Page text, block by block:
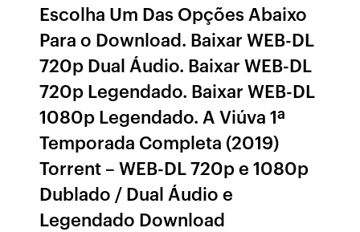
Escolha Um Das Opções Abaixo
Para o Download. Baixar WEB-DL
720p Dual Áudio. Baixar WEB-DL
720p Legendado. Baixar WEB-DL
1080p Legendado. A Viúva 1ª
Temporada Completa (2019)
Torrent – WEB-DL 720p e 1080p
Dublado / Dual Áudio e
Legendado Download